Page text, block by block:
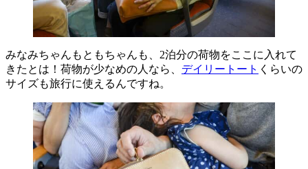
みなみちゃんもともちゃんも、2泊分の荷物をここに入れて
きたとは！荷物が少なめの人なら、 デイリートート くらいの
サイズも旅行に使えるんですね。